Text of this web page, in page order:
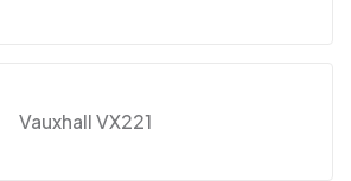
Vauxhall VX221